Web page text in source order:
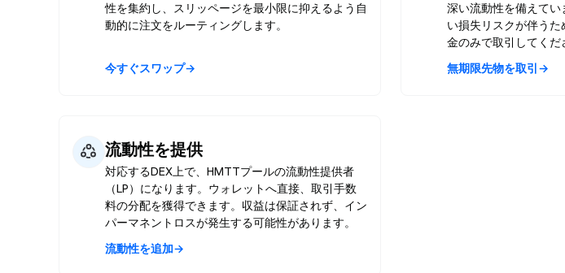
性を集約し、スリッページを最小限に抑えるよう自
動的に注文をルーティングします。
今すぐスワップ→
深い流動性を備えて
い損失リスクが伴う
金のみで取引してくだ
無期限先物を取引→
流動性を提供
対応するDEX上で、HMTTプールの流動性提供者
（LP）になります。ウォレットへ直接、取引手数
料の分配を獲得できます。収益は保証されず、イン
パーマネントロスが発生する可能性があります。
流動性を追加→